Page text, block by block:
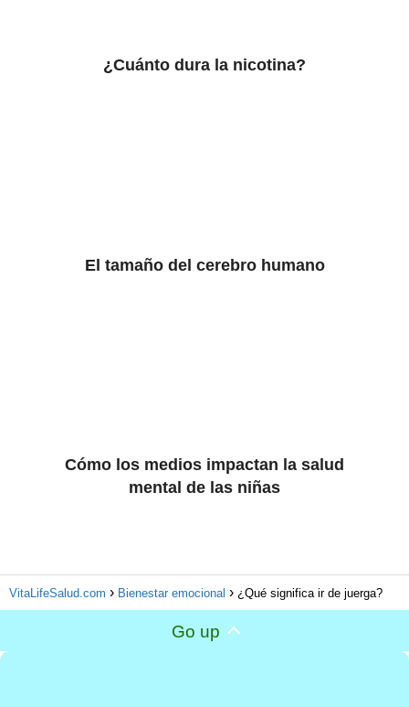
¿Cuánto dura la nicotina?
El tamaño del cerebro humano
Cómo los medios impactan la salud
mental de las niñas
VitaLifeSalud.com Bienestar emocional ¿Qué significa ir de juerga?
Go up